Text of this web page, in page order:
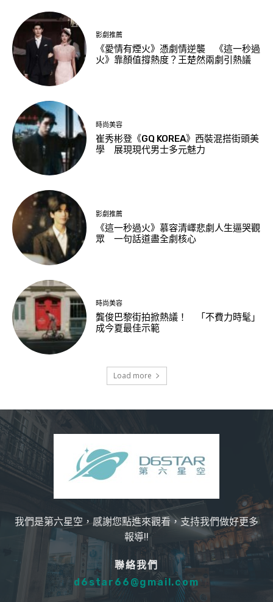
影劇推薦
《愛情有煙火》憑劇情逆襲 《這一秒過
火》靠顏值撐熱度？王楚然兩劇引熱議
時尚美容
崔秀彬登《GQ KOREA》西裝混搭街頭美
學 展現現代男士多元魅力
影劇推薦
《這一秒過火》慕容清嶧悲劇人生逼哭觀
眾 一句話道盡全劇核心
時尚美容
龔俊巴黎街拍掀熱議！ 「不費力時髦」
成今夏最佳示範
Load more
我們是第六星空，感謝您點進來觀看，支持我們做好更多
報導!!
聯絡我們
d6star66@gmail.com